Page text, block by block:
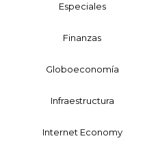
Especiales
Finanzas
Globoeconomía
Infraestructura
Internet Economy